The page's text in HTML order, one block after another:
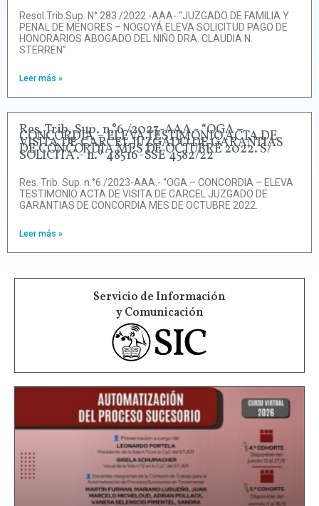
Resol.Trib.Sup. N° 283 /2022 -AAA- “JUZGADO DE FAMILIA Y
PENAL DE MENORES – NOGOYÁ ELEVA SOLICITUD PAGO DE
HONORARIOS ABOGADO DEL NIÑO DRA. CLAUDIA N.
STERREN”
Leer más »
Res. Trib. Sup. n.°6 /2023-AAA.- “OGA –
CONCORDIA – ELEVA TESTIMONIO ACTA DE
VISITA DE CARCEL JUZGADO DE GARANTIAS
DE CONCORDIA MES DE OCTUBRE 2022. S/
SOLICITA”.- n.º 48516-SSE 4582/22
Res. Trib. Sup. n.°6 /2023-AAA.- “OGA – CONCORDIA – ELEVA
TESTIMONIO ACTA DE VISITA DE CARCEL JUZGADO DE
GARANTIAS DE CONCORDIA MES DE OCTUBRE 2022.
Leer más »
Servicio de Información
y Comunicación